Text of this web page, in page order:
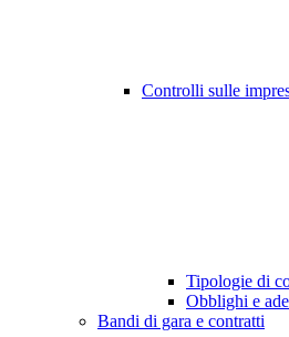
Controlli sulle
Tipologie di
Obblighi e
Bandi di gara e contratti